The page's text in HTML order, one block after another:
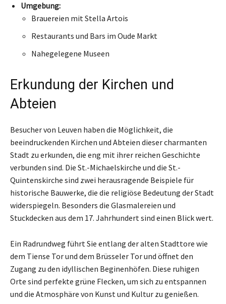
Umgebung:
Brauereien mit Stella Artois
Restaurants und Bars im Oude Markt
Nahegelegene Museen
Erkundung der Kirchen und
Abteien
Besucher von Leuven haben die Möglichkeit, die
beeindruckenden Kirchen und Abteien dieser charmanten
Stadt zu erkunden, die eng mit ihrer reichen Geschichte
verbunden sind. Die St.-Michaelskirche und die St.-
Quintenskirche sind zwei herausragende Beispiele für
historische Bauwerke, die die religiöse Bedeutung der Stadt
widerspiegeln. Besonders die Glasmalereien und
Stuckdecken aus dem 17. Jahrhundert sind einen Blick wert.
Ein Radrundweg führt Sie entlang der alten Stadttore wie
dem Tiense Tor und dem Brüsseler Tor und öffnet den
Zugang zu den idyllischen Beginenhöfen. Diese ruhigen
Orte sind perfekte grüne Flecken, um sich zu entspannen
und die Atmosphäre von Kunst und Kultur zu genießen.